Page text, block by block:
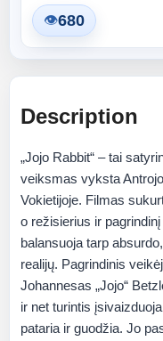
👁680
Description
„Jojo Rabbit“ – tai
veiksmas vyksta
Vokietijoje. Filmas
o režisierius ir
balansuoja tarp
realijų. Pagrindinis
Johannesas „Jojo“
ir net turintis
pataria ir guodžia. Jo